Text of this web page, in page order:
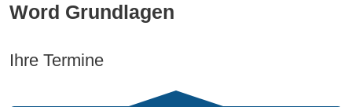
Word Grundlagen
Ihre Termine